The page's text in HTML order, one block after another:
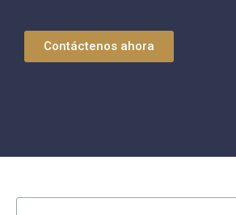
Contáctenos ahora